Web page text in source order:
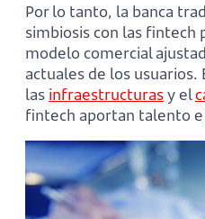
Por lo tanto, la banca
simbiosis con las fintech
modelo comercial
actuales de los usuarios.
las infraestructurasy el
fintech aportan talento e